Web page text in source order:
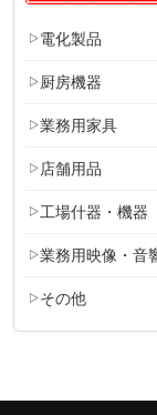
電化製品
厨房機器
業務用家具
店舗用品
工場什器・機器
業務用映像・音
その他